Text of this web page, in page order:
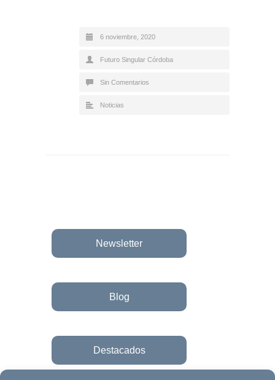
6 noviembre, 2020
Futuro Singular Córdoba
Sin Comentarios
Noticias
Newsletter
Blog
Destacados